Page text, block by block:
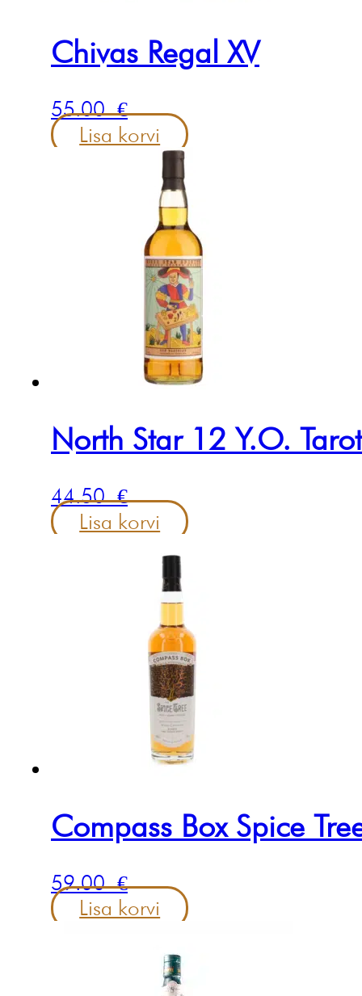
Chivas Regal XV
55.00€
Lisa korvi
North Star 12 Y.O.
44.50€
Lisa korvi
Compass Box Spice
59.00€
Lisa korvi